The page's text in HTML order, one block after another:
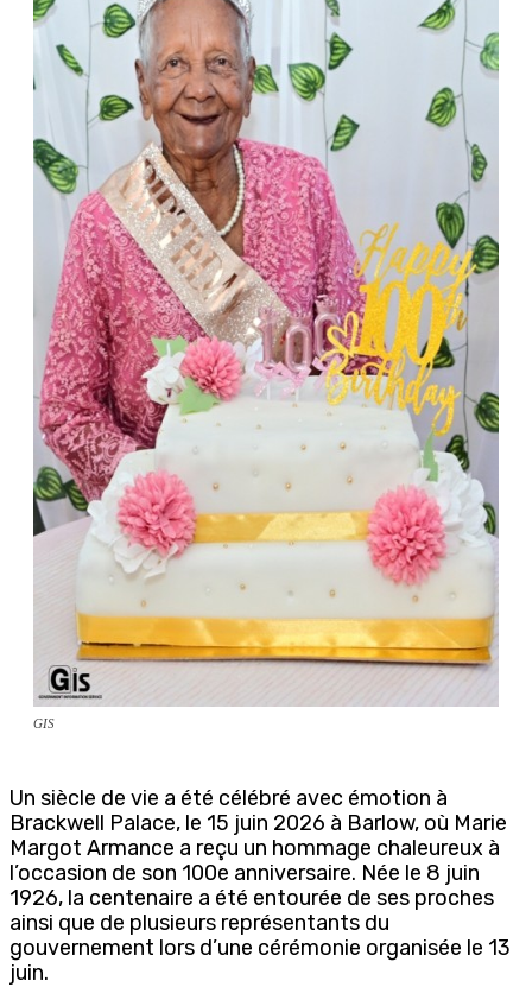
GIS
Un siècle de vie a été célébré avec émotion à
Brackwell Palace, le 15 juin 2026 à Barlow, où Marie
Margot Armance a reçu un hommage chaleureux à
l’occasion de son 100e anniversaire. Née le 8 juin
1926, la centenaire a été entourée de ses proches
ainsi que de plusieurs représentants du
gouvernement lors d’une cérémonie organisée le 13
juin.